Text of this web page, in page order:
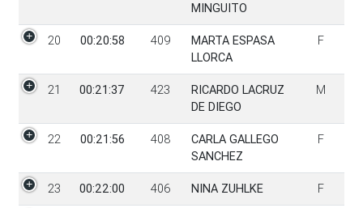
MINGUITO
20 00:20:58 409
MARTA ESPASA
LLORCA
F
21 00:21:37 423
RICARDO LACRUZ
DE DIEGO
M
22 00:21:56 408
CARLA GALLEGO
SANCHEZ
F
23 00:22:00 406 NINA ZUHLKE F